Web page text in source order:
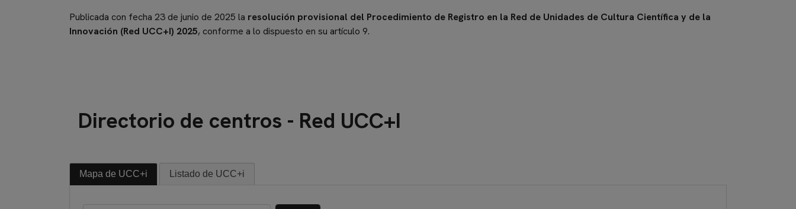
Publicada con fecha 23 de junio de 2025 la resolución provisional del Procedimiento de Registro en la Red de Unidades de Cultura Científica y de la
Innovación (Red UCC+I) 2025, conforme a lo dispuesto en su artículo 9.
Directorio de centros - Red UCC+I
Mapa de UCC+i Listado de UCC+i